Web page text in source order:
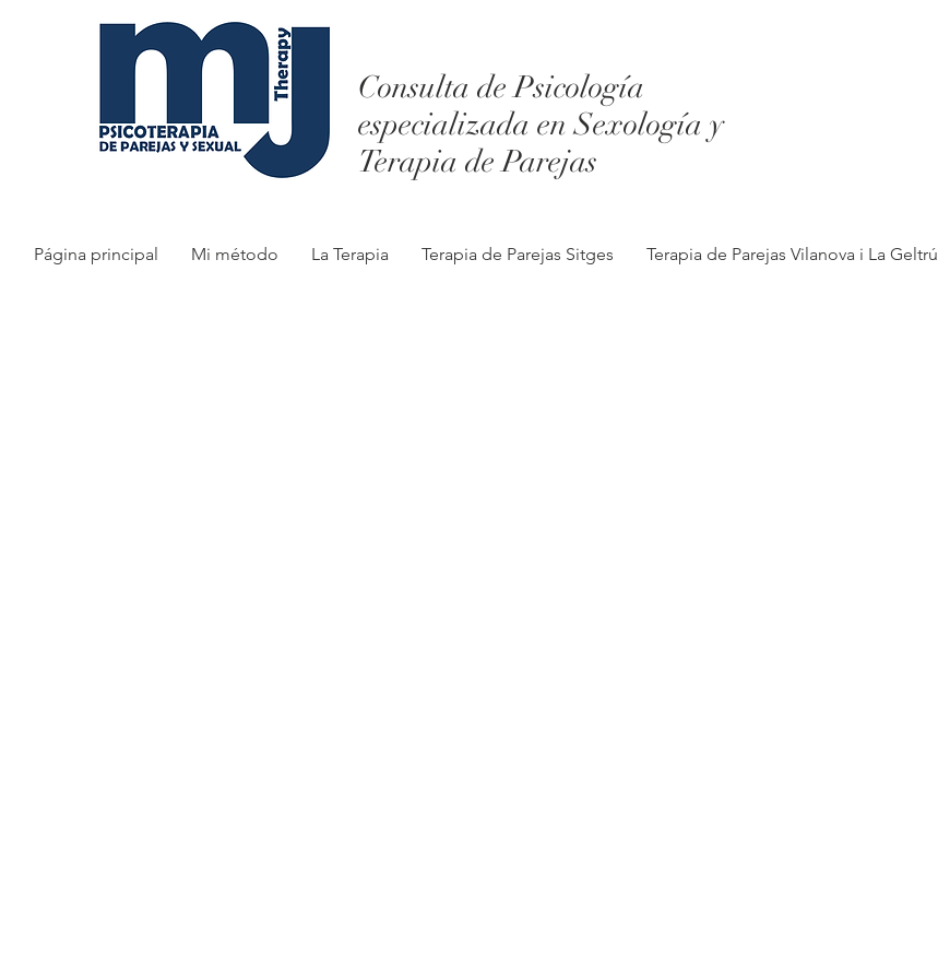
Consulta de Psicología
especializada en Sexología y
Terapia de Parejas
Página principal Mi método La Terapia Terapia de Parejas Sitges Terapia de Parejas Vilanova i La Geltrú